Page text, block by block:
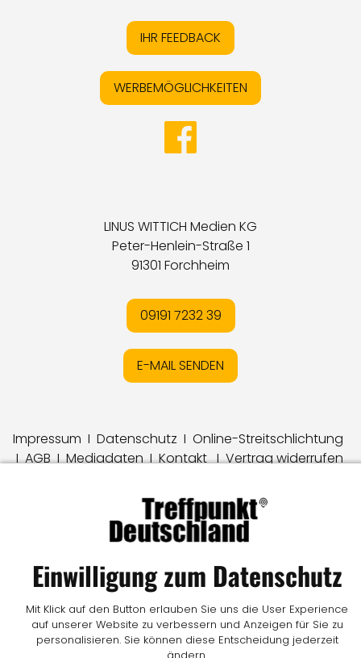
IHR FEEDBACK
WERBEMÖGLICHKEITEN
LINUS WITTICH Medien KG
Peter-Henlein-Straße 1
91301 Forchheim
09191 7232 39
E-MAIL SENDEN
Impressum I Datenschutz I Online-Streitschlichtung
IAGBIMediadatenIKontaktIVertrag widerrufen
© LW Medien GmbH
Einwilligung zum Datenschutz
Mit Klick auf den Button erlauben Sie uns die User Experience
auf unserer Website zu verbessern und Anzeigen für Sie zu
personalisieren. Sie können diese Entscheidung jederzeit